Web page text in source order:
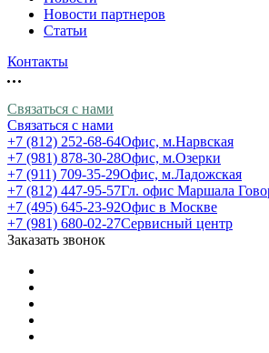
Новости партнеров
Статьи
Контакты
Связаться с нами
Связаться с нами
+7 (812) 252-68-64Офис, м.Нарвская
+7 (981) 878-30-28Офис, м.Озерки
+7 (911) 709-35-29Офис, м.Ладожская
+7 (812) 447-95-57Гл. офис Маршала
+7 (495) 645-23-92Офис в Москве
+7 (981) 680-02-27Сервисный центр
Заказать звонок